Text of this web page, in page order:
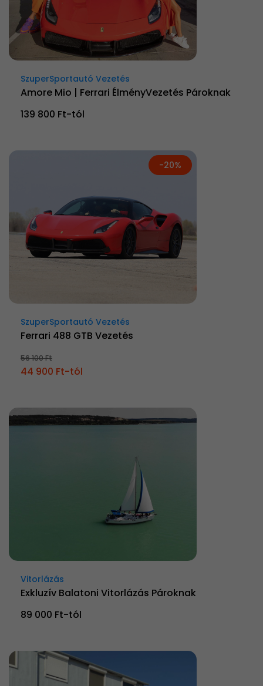
SzuperSportautó Vezetés
Amore Mio | Ferrari ÉlményVezetés Pároknak
139 800 Ft-tól
-20%
SzuperSportautó Vezetés
Ferrari 488 GTB Vezetés
56 100 Ft
44 900 Ft-tól
Vitorlázás
Exkluzív Balatoni Vitorlázás Pároknak
89 000 Ft-tól